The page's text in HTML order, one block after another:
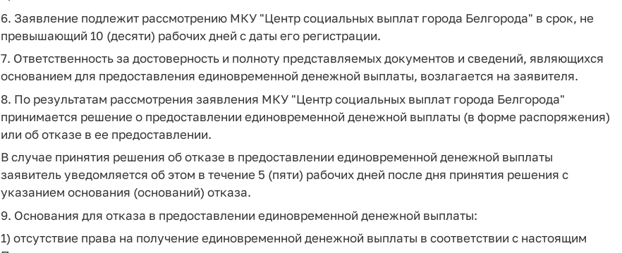
6. Заявление подлежит рассмотрению МКУ "Центр социальных выплат города Белгорода" в срок, не
превышающий 10 (десяти) рабочих дней с даты его регистрации.
7. Ответственность за достоверность и полноту представляемых документов и сведений, являющихся
основанием для предоставления единовременной денежной выплаты, возлагается на заявителя.
8. По результатам рассмотрения заявления МКУ "Центр социальных выплат города Белгорода"
принимается решение о предоставлении единовременной денежной выплаты (в форме распоряжения)
или об отказе в ее предоставлении.
В случае принятия решения об отказе в предоставлении единовременной денежной выплаты
заявитель уведомляется об этом в течение 5 (пяти) рабочих дней после дня принятия решения с
указанием основания (оснований) отказа.
9. Основания для отказа в предоставлении единовременной денежной выплаты:
1) отсутствие права на получение единовременной денежной выплаты в соответствии с настоящим